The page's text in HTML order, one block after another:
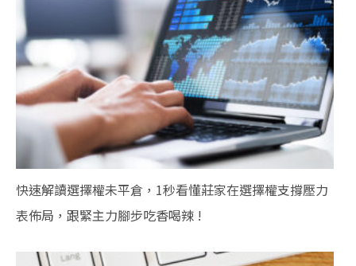
快速解讀選擇權未平倉，1秒看懂莊家在選擇權支撐壓力
表佈局，跟緊主力腳步吃香喝辣 !